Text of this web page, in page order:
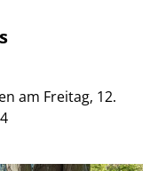
am Freitag, 12.